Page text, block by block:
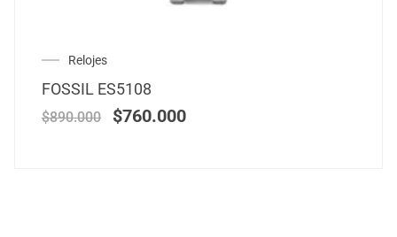
Relojes
FOSSIL ES5108
$890.000 $760.000